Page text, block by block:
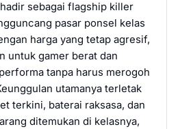
sebagai flagship killer
pasar ponsel kelas
harga yang tetap agresif,
untuk gamer berat dan
tanpa harus merogoh
utamanya terletak
terkini, baterai raksasa, dan
ditemukan di kelasnya,